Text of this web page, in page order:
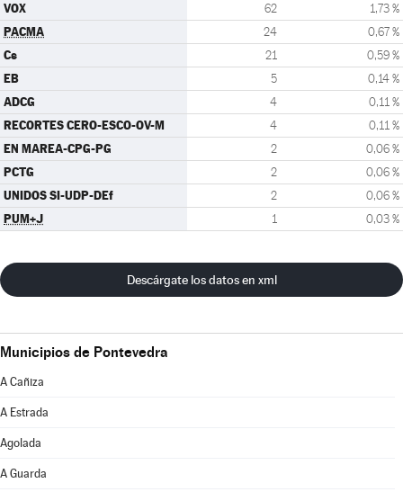
VOX 62 1,73 %
PACMA 24 0,67 %
Cs 21 0,59 %
EB 5 0,14 %
ADCG 4 0,11 %
RECORTES CERO-ESCO-OV-M 4 0,11 %
EN MAREA-CPG-PG 2 0,06 %
PCTG 2 0,06 %
UNIDOS SI-UDP-DEf 2 0,06 %
PUM+J 1 0,03 %
Descárgate los datos en xml
Municipios de Pontevedra
A Cañiza
A Estrada
Agolada
A Guarda